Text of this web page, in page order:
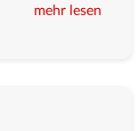
mehr lesen